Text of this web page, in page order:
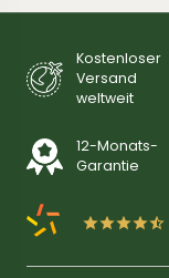
Kostenloser
Versand
weltweit
12-Monats-
Garantie